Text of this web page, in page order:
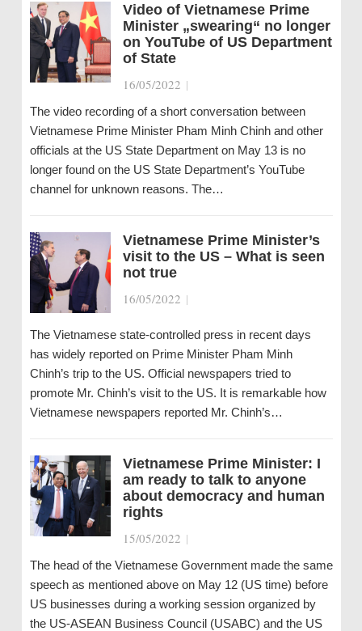
Video of Vietnamese Prime
Minister „swearing“ no longer
on YouTube of US Department
of State
16/05/2022 |
The video recording of a short conversation between
Vietnamese Prime Minister Pham Minh Chinh and other
officials at the US State Department on May 13 is no
longer found on the US State Department’s YouTube
channel for unknown reasons. The…
Vietnamese Prime Minister’s
visit to the US – What is seen
not true
16/05/2022 |
The Vietnamese state-controlled press in recent days
has widely reported on Prime Minister Pham Minh
Chinh’s trip to the US. Official newspapers tried to
promote Mr. Chinh’s visit to the US. It is remarkable how
Vietnamese newspapers reported Mr. Chinh’s…
Vietnamese Prime Minister: I
am ready to talk to anyone
about democracy and human
rights
15/05/2022 |
The head of the Vietnamese Government made the same
speech as mentioned above on May 12 (US time) before
US businesses during a working session organized by
the US-ASEAN Business Council (USABC) and the US